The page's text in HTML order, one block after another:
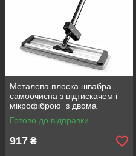
Металева плоска швабра
самоочисна з відтискачем і
мікрофіброю з двома
змінними насадками M06
42см
Готово до відправки
917 ₴